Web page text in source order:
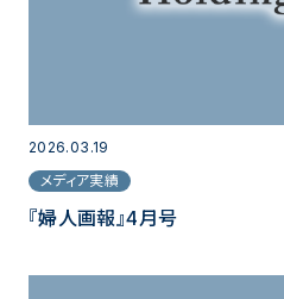
2026.03.19
メディア実績
『婦人画報』4月号